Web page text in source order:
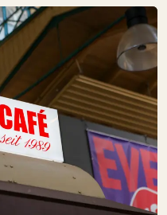
Getränke
BREAD.LOVE
SA: 10:00 – 18:00
Backwaren
CHAO SHE